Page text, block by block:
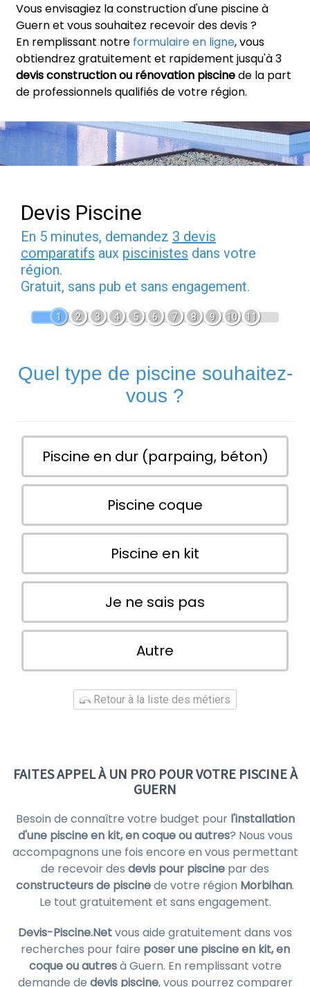
Vous envisagiez la construction d'une piscine à
Guern et vous souhaitez recevoir des devis ?
En remplissant notre formulaire en ligne, vous
obtiendrez gratuitement et rapidement jusqu'à 3
devis construction ou rénovation piscinede la part
de professionnels qualifiés de votre région.
Devis Piscine
En 5 minutes, demandez 3 devis
comparatifs aux piscinistes dans votre
région.
Gratuit, sans pub et sans engagement.
1 2 3 4 5 6 7 8 9 10 11
Quel type de piscine souhaitez-
vous ?
Piscine en dur (parpaing, béton)
Piscine coque
Piscine en kit
Je ne sais pas
Autre
Retour à la liste des métiers
FAITES APPEL À UN PRO POUR VOTRE PISCINE À
GUERN
Besoin de connaître votre budget pour l'installation
d'une piscine en kit, en coque ou autres? Nous vous
accompagnons une fois encore en vous permettant
de recevoir des devis pour piscine par des
constructeurs de piscinede votre région Morbihan.
Le tout gratuitement et sans engagement.
Devis-Piscine.Netvous aide gratuitement dans vos
recherches pour faire poser une piscine en kit, en
coque ou autresà Guern. En remplissant votre
demande de devis piscine, vous pourrez comparer